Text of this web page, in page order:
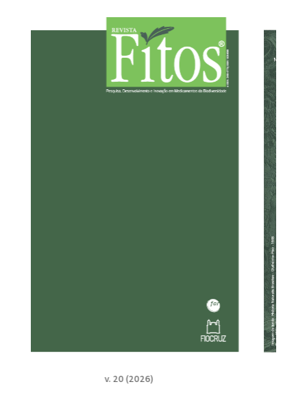
v. 19 n. Suppl. 1 (2025)